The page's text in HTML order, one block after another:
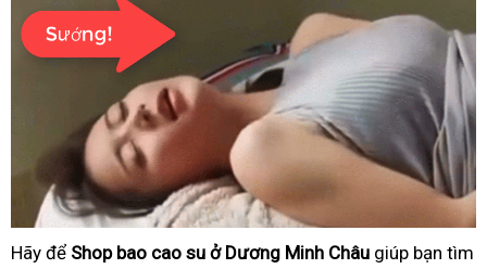
Hãy để Shop bao cao su ở Dương Minh Châu giúp bạn tìm